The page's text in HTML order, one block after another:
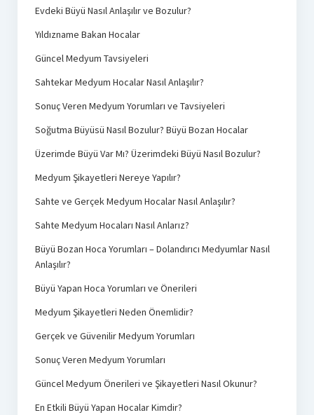
Evdeki Büyü Nasıl Anlaşılır ve Bozulur?
Yıldızname Bakan Hocalar
Güncel Medyum Tavsiyeleri
Sahtekar Medyum Hocalar Nasıl Anlaşılır?
Sonuç Veren Medyum Yorumları ve Tavsiyeleri
Soğutma Büyüsü Nasıl Bozulur? Büyü Bozan Hocalar
Üzerimde Büyü Var Mı? Üzerimdeki Büyü Nasıl Bozulur?
Medyum Şikayetleri Nereye Yapılır?
Sahte ve Gerçek Medyum Hocalar Nasıl Anlaşılır?
Sahte Medyum Hocaları Nasıl Anlarız?
Büyü Bozan Hoca Yorumları – Dolandırıcı Medyumlar Nasıl
Anlaşılır?
Büyü Yapan Hoca Yorumları ve Önerileri
Medyum Şikayetleri Neden Önemlidir?
Gerçek ve Güvenilir Medyum Yorumları
Sonuç Veren Medyum Yorumları
Güncel Medyum Önerileri ve Şikayetleri Nasıl Okunur?
En Etkili Büyü Yapan Hocalar Kimdir?